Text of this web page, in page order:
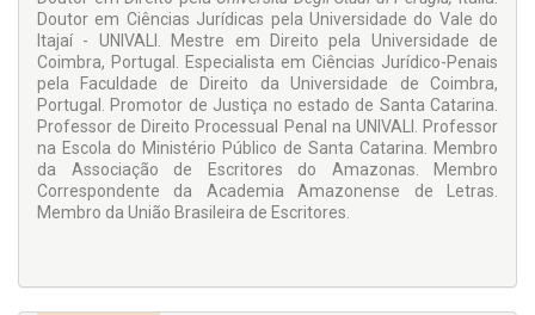
Doutor em Ciências Jurídicas pela Universidade do Vale do
Itajaí - UNIVALI. Mestre em Direito pela Universidade de
Coimbra, Portugal. Especialista em Ciências Jurídico-Penais
pela Faculdade de Direito da Universidade de Coimbra,
Portugal. Promotor de Justiça no estado de Santa Catarina.
Professor de Direito Processual Penal na UNIVALI. Professor
na Escola do Ministério Público de Santa Catarina. Membro
da Associação de Escritores do Amazonas. Membro
Correspondente da Academia Amazonense de Letras.
Membro da União Brasileira de Escritores.